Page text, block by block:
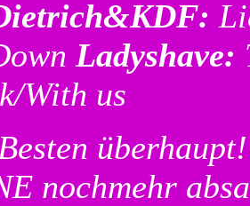
Ladyshave:
With us
nochmehr